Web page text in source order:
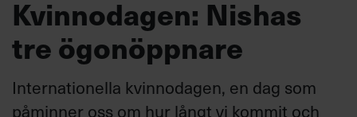
Utbildning för ledare
Chefakademin+
Populära utbildningar
Kvinnodagen: Nishas
tre ögonöppnare
Internationella kvinnodagen, en dag som
påminner oss om hur långt vi kommit och